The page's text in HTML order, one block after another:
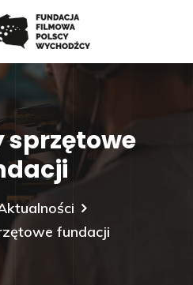
sprzętowe
fundacji